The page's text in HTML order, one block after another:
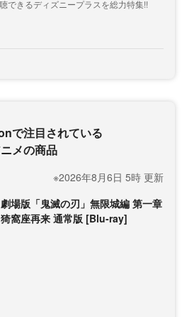
できるディズニープラスを総力特集!!
で注目されている
メの商品
※2026年8月6日 5時 更新
劇場版「鬼滅の刃」無限城編 第一章
猗窩座再来 通常版 [Blu-ray]